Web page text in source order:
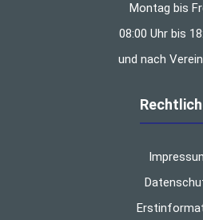
Montag bis
08:00 Uhr bis
und nach